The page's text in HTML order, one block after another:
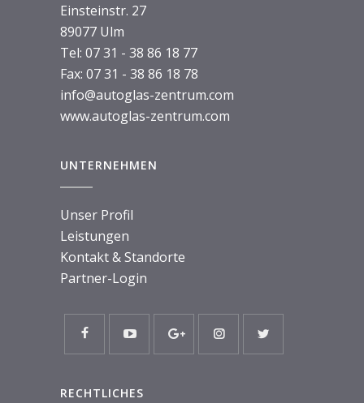
Einsteinstr. 27
89077 Ulm
Tel: 07 31 - 38 86 18 77
Fax: 07 31 - 38 86 18 78
info@autoglas-zentrum.com
www.autoglas-zentrum.com
UNTERNEHMEN
Unser Profil
Leistungen
Kontakt & Standorte
Partner-Login
RECHTLICHES